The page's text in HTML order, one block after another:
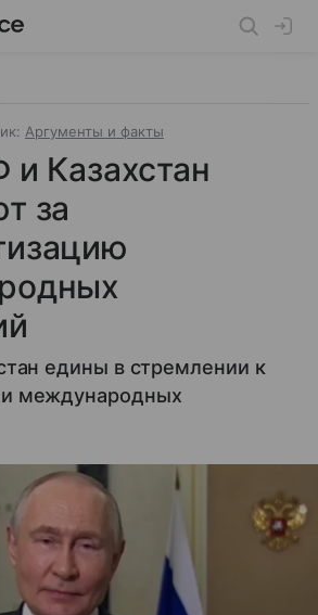
Аргументы и факты
и Казахстан
за
едины в стремлении к
международных